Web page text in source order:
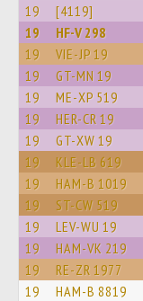
19 [4119]
19 HF-V 298
19 VIE-JP 19
19 GT-MN 19
19 ME-XP 519
19 HER-CR 19
19 GT-XW 19
19 KLE-LB 619
19 HAM-B 1019
19 ST-CW 519
19 LEV-WU 19
19 HAM-VK 219
19 RE-ZR 1977
19 HAM-B 8819